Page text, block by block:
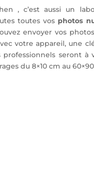
, c’est aussi un
toutes vos photos
envoyer vos
votre appareil, une
professionnels seront
du 8×10 cm au